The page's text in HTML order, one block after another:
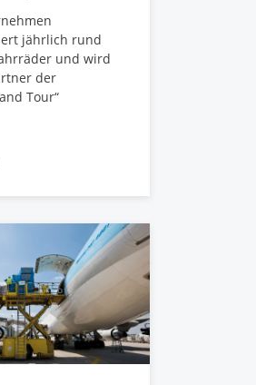
jährlich rund
und wird
der
Tour“